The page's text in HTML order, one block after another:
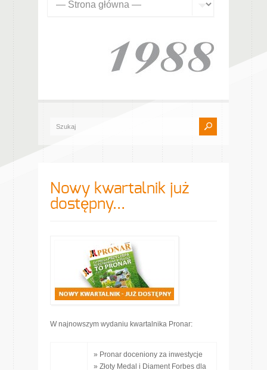
Nowy kwartalnik już
dostępny…
W najnowszym wydaniu kwartalnika Pronar:
» Pronar doceniony za inwestycje
» Złoty Medal i Diament Forbes dla